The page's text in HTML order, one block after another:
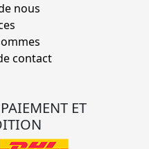
nous
contact
ET